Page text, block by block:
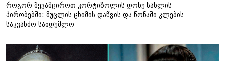
როგორ შევამციროთ კორტიზოლის დონე სახლის
პირობებში: მუცლის ცხიმის დაწვის და წონაში კლების
საკვანძო საიდუმლო